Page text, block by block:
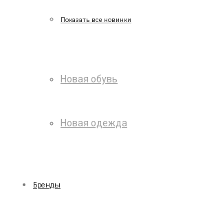
Показать все новинки
Новая обувь
Новая одежда
Бренды